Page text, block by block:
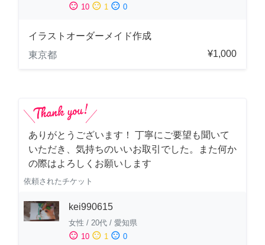
sentiment_satisfied 10 sentiment_neutral 1 sentiment_dissatisfied 0
イラストオーダーメイド作成
東京都
¥1,000
ありがとうございます！ 丁寧にご要望も聞いて
いただき、気持ちのいいお取引でした。また何か
の際はよろしくお願いします
依頼されたチケット
kei990615
女性 / 20代 / 愛知県
sentiment_satisfied 10 sentiment_neutral 1 sentiment_dissatisfied 0